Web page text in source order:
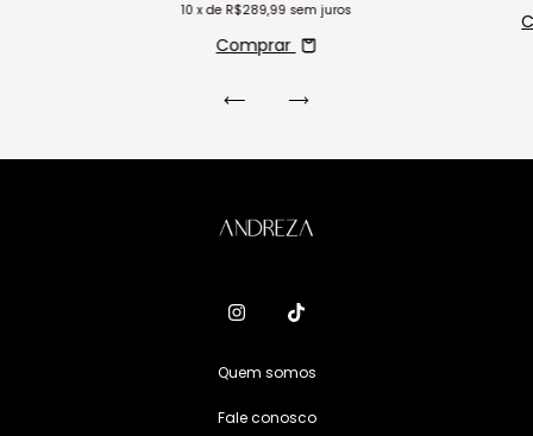
10 x de R$289,99 sem juros
Comprar
Quem somos
Fale conosco